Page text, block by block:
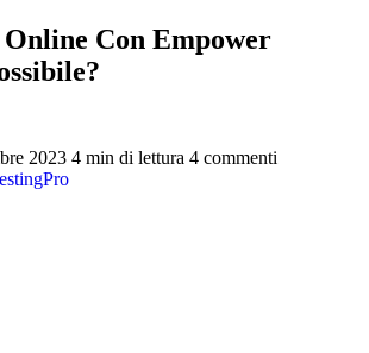
Con Empower
2023 4 min di lettura 4 commenti